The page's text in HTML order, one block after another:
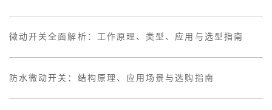
微动开关全面解析：工作原理、类型、应用与选型指南
防水微动开关：结构原理、应用场景与选购指南